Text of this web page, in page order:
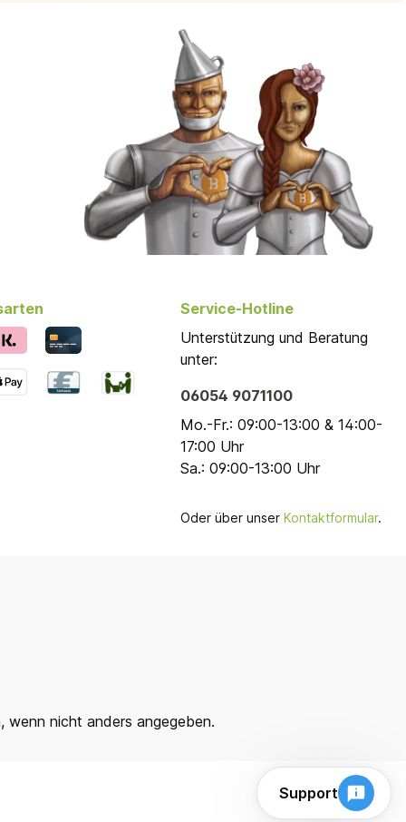
Service-Hotline
Unterstützung und Beratung
unter:
06054 9071100
Mo.-Fr.: 09:00-13:00 & 14:00-
17:00 Uhr
Sa.: 09:00-13:00 Uhr
Oder über unserKontaktformular.
wenn nicht anders angegeben.
Support